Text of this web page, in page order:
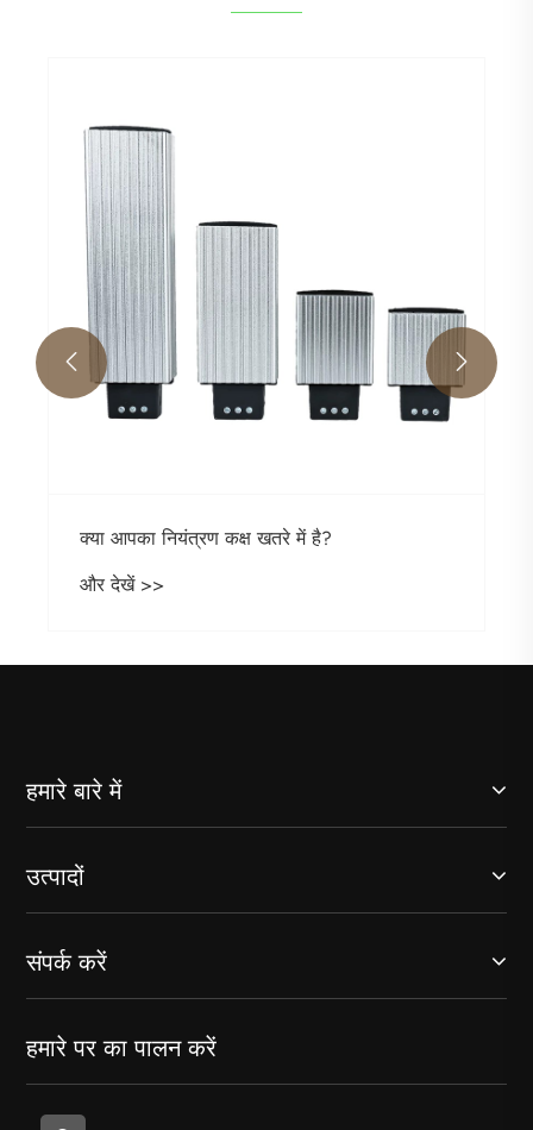
क्या आपका नियंत्रण कक्ष खतरे में है?
और देखें >>
 
हमारे बारे में
उत्पादों
संपर्क करें
हमारे पर का पालन करें